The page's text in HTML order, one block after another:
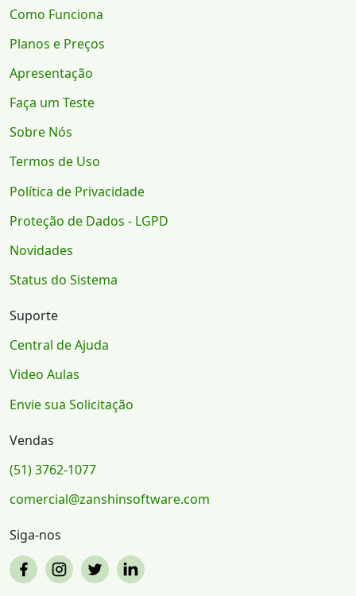
Como Funciona
Planos e Preços
Apresentação
Faça um Teste
Sobre Nós
Termos de Uso
Política de Privacidade
Proteção de Dados - LGPD
Novidades
Status do Sistema
Suporte
Central de Ajuda
Video Aulas
Envie sua Solicitação
Vendas
(51) 3762-1077
comercial@zanshinsoftware.com
Siga-nos